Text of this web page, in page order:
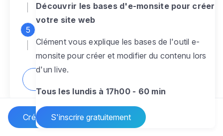
Créer un site Internet
présenter votre activité, votre passion
pour rendre votre site dynamique
Découvrir les bases d'e-monsite pour créer
votre site web
Clément vous explique les bases de l'outil e-
monsite pour créer et modifier du contenu lors
d'un live.
Tous les lundis à 17h00 - 60 min
S'inscrire gratuitement